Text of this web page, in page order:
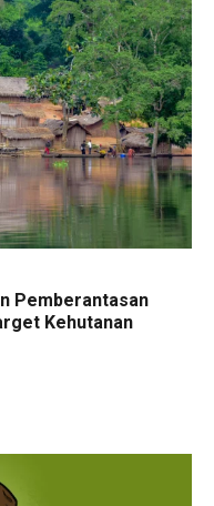
Pemberantasan
Kehutanan